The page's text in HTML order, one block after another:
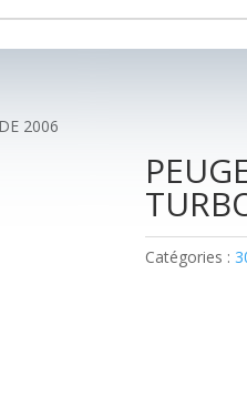
2006
Catégories :